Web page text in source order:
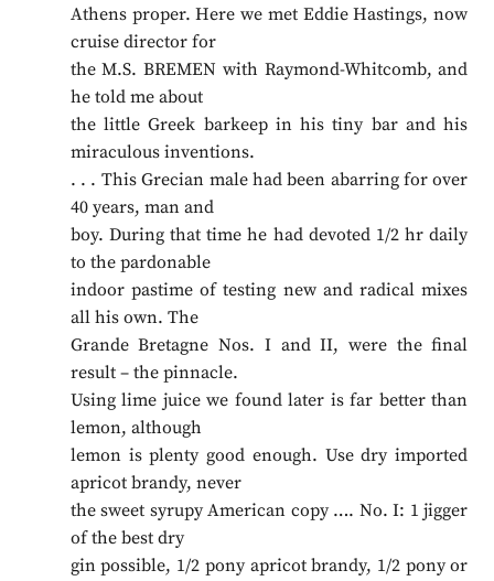
Athens proper. Here we met Eddie Hastings, now
cruise director for
the M.S. BREMEN with Raymond-Whitcomb, and
he told me about
the little Greek barkeep in his tiny bar and his
miraculous inventions.
. . . This Grecian male had been abarring for over
40 years, man and
boy. During that time he had devoted 1/2 hr daily
to the pardonable
indoor pastime of testing new and radical mixes
all his own. The
Grande Bretagne Nos. I and II, were the final
result – the pinnacle.
Using lime juice we found later is far better than
lemon, although
lemon is plenty good enough. Use dry imported
apricot brandy, never
the sweet syrupy American copy …. No. I: 1 jigger
of the best dry
gin possible, 1/2 pony apricot brandy, 1/2 pony or